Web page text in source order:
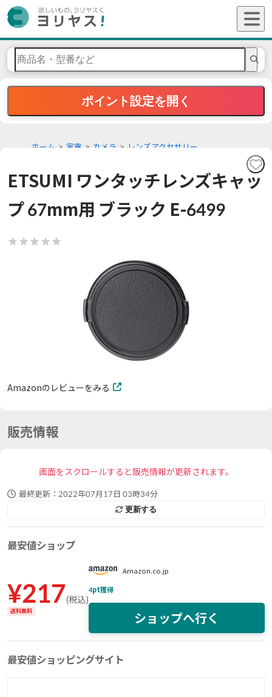
ポイント設定を開く
ホーム 家電 カメラ レンズアクセサリー
ETSUMI ワンタッチレンズキャッ
プ 67mm用 ブラック E-6499
Amazonのレビューをみる
販売情報
画面をスクロールすると販売情報が更新されます。
最終更新： 2022年07月17日 03時34分
更新する
最安値ショップ
¥217(税込)
送料無料
Amazon.co.jp
4pt獲得
ショップへ行く
最安値ショッピングサイト